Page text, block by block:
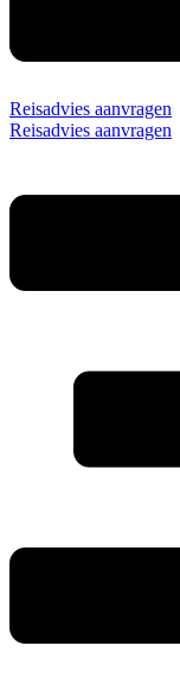
Reisadvies aanvragen
Reisadvies aanvragen